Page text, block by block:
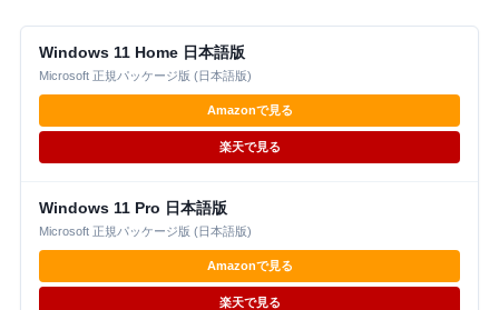
Windows 11 Home 日本語版
Microsoft 正規パッケージ版 (日本語版)
Amazonで見る
楽天で見る
Windows 11 Pro 日本語版
Microsoft 正規パッケージ版 (日本語版)
Amazonで見る
楽天で見る